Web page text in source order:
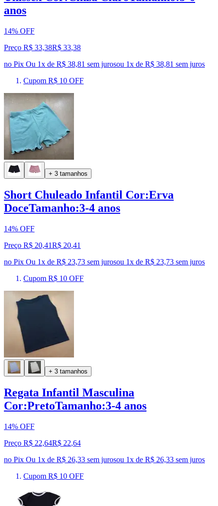
anos
14% OFF
Preço R$ 33,38R$ 33,38
no Pix Ou 1x de R$ 38,81 sem jurosou 1x de R$ 38,81 sem juros
Cupom R$ 10 OFF
+ 3 tamanhos
Short Chuleado Infantil Cor:Erva
DoceTamanho:3-4 anos
14% OFF
Preço R$ 20,41R$ 20,41
no Pix Ou 1x de R$ 23,73 sem jurosou 1x de R$ 23,73 sem juros
Cupom R$ 10 OFF
+ 3 tamanhos
Regata Infantil Masculina
Cor:PretoTamanho:3-4 anos
14% OFF
Preço R$ 22,64R$ 22,64
no Pix Ou 1x de R$ 26,33 sem jurosou 1x de R$ 26,33 sem juros
Cupom R$ 10 OFF